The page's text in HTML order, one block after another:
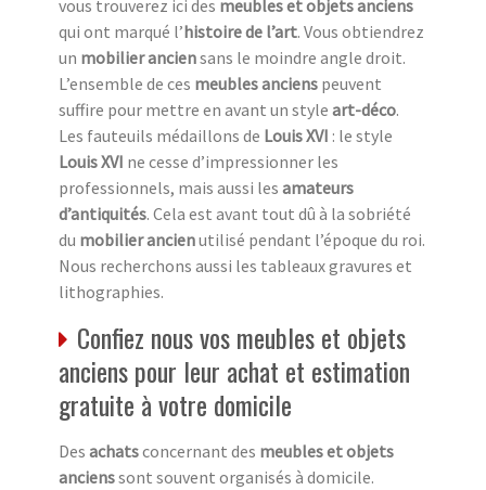
vous trouverez ici des meubles et objets anciens
qui ont marqué l’histoire de l’art. Vous obtiendrez
un mobilier anciensans le moindre angle droit.
L’ensemble de ces meubles anciens peuvent
suffire pour mettre en avant un style art-déco.
Les fauteuils médaillons de Louis XVI : le style
Louis XVI ne cesse d’impressionner les
professionnels, mais aussi les amateurs
d’antiquités. Cela est avant tout dû à la sobriété
du mobilier ancienutilisé pendant l’époque du roi.
Nous recherchons aussi les tableaux gravures et
lithographies.
Confiez nous vos meubles et objets
anciens pour leur achat et estimation
gratuite à votre domicile
Des achatsconcernant des meubles et objets
ancienssont souvent organisés à domicile.